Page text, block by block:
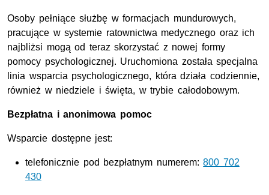
Osoby pełniące służbę w formacjach mundurowych,
pracujące w systemie ratownictwa medycznego oraz ich
najbliżsi mogą od teraz skorzystać z nowej formy
pomocy psychologicznej. Uruchomiona została specjalna
linia wsparcia psychologicznego, która działa codziennie,
również w niedziele i święta, w trybie całodobowym.
Bezpłatna i anonimowa pomoc
Wsparcie dostępne jest:
telefonicznie pod bezpłatnym numerem:800 702
430